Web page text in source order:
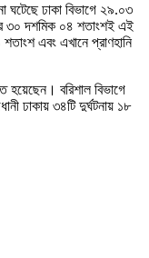
ঘটেছে ঢাকা বিভাগে ২৯.০৩
৩০ দশমিক ০৪ শতাংশই এই
এবং এখানে প্রাণহানি
হয়েছেন। বরিশাল বিভাগে
ঢাকায় ৩৪টি দুর্ঘটনায় ১৮